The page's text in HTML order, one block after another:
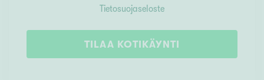
Tietosuojaseloste
TILAA KOTIKÄYNTI